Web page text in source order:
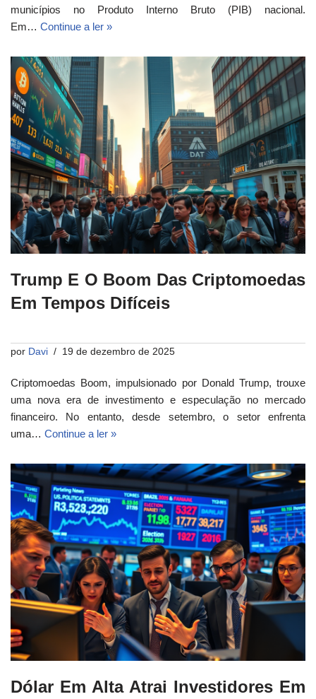
municípios no Produto Interno Bruto (PIB) nacional.
Em… Continue a ler »
Trump E O Boom Das Criptomoedas
Em Tempos Difíceis
por Davi 19 de dezembro de 2025
Criptomoedas Boom, impulsionado por Donald Trump, trouxe
uma nova era de investimento e especulação no mercado
financeiro. No entanto, desde setembro, o setor enfrenta
uma… Continue a ler »
Dólar Em Alta Atrai Investidores Em